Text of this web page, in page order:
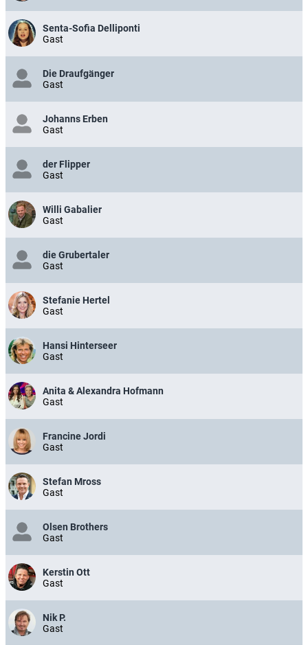
Senta-Sofia Delliponti
Gast
Die Draufgänger
Gast
Johanns Erben
Gast
der Flipper
Gast
Willi Gabalier
Gast
die Grubertaler
Gast
Stefanie Hertel
Gast
Hansi Hinterseer
Gast
Anita & Alexandra Hofmann
Gast
Francine Jordi
Gast
Stefan Mross
Gast
Olsen Brothers
Gast
Kerstin Ott
Gast
Nik P.
Gast